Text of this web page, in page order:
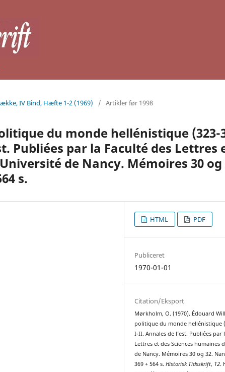
IV Bind, Hæfte 1-2 (1969) / Artikler før 1998
du monde hellénistique (323-
Publiées par la Faculté des Lettres
de Nancy. Mémoires 30 og
s.
HTML PDF
Publiceret
1970-01-01
Citation/Eksport
Mørkholm, O. (1970). Édouard
politique du monde hellénistique
I-II. Annales de l’est. Publiées par
Lettres et des Sciences humaines
de Nancy. Mémoires 30 og 32.
369 + 564 s.Historisk Tidsskrift, 12.